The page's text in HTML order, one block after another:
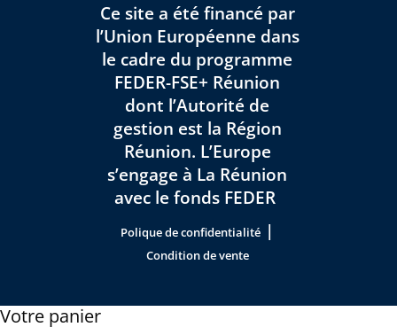
Ce site a été financé par
l’Union Européenne dans
le cadre du programme
FEDER-FSE+ Réunion
dont l’Autorité de
gestion est la Région
Réunion. L’Europe
s’engage à La Réunion
avec le fonds FEDER
Polique de confidentialité |
Condition de vente
Votre panier